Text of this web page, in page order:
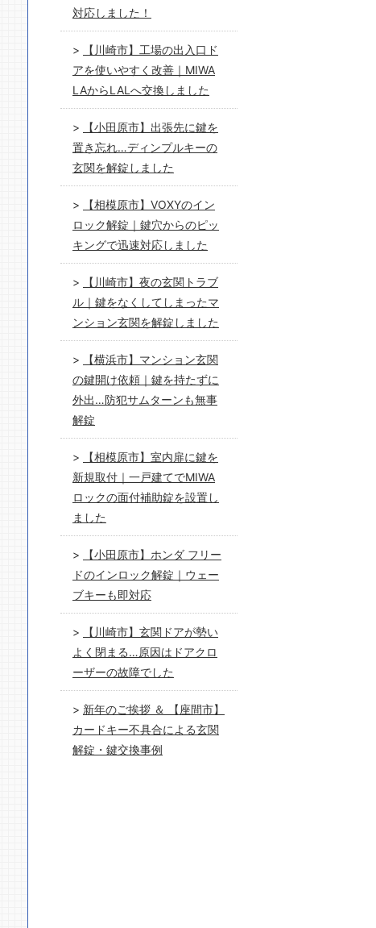
対応しました！
【川崎市】工場の出入口ド
アを使いやすく改善｜MIWA
LAからLALへ交換しました
【小田原市】出張先に鍵を
置き忘れ…ディンプルキーの
玄関を解錠しました
【相模原市】VOXYのイン
ロック解錠｜鍵穴からのピッ
キングで迅速対応しました
【川崎市】夜の玄関トラブ
ル｜鍵をなくしてしまったマ
ンション玄関を解錠しました
【横浜市】マンション玄関
の鍵開け依頼｜鍵を持たずに
外出…防犯サムターンも無事
解錠
【相模原市】室内扉に鍵を
新規取付｜一戸建てでMIWA
ロックの面付補助錠を設置し
ました
【小田原市】ホンダ フリー
ドのインロック解錠｜ウェー
ブキーも即対応
【川崎市】玄関ドアが勢い
よく閉まる…原因はドアクロ
ーザーの故障でした
新年のご挨拶 ＆ 【座間市】
カードキー不具合による玄関
解錠・鍵交換事例